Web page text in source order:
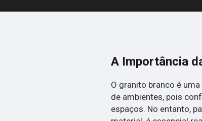
A Importância
O granito branco é
de ambientes, pois
espaços. No entanto,